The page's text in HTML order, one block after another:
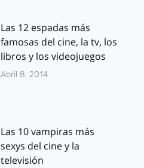
Las 12 espadas más
famosas del cine, la tv, los
libros y los videojuegos
Abril 8, 2014
Las 10 vampiras más
sexys del cine y la
televisión